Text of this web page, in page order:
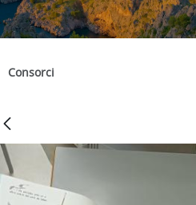
Consorci